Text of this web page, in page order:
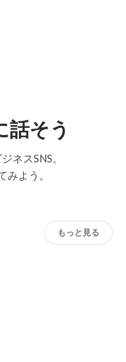
話そう
ネスSNS。
よう。
もっと見る